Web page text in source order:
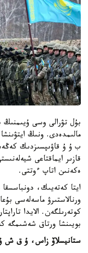
بۇل تۋرالى وسى
مالىمدەدى. ونىڭ
ب ۇ ۇ قاۋىپسىزدىك
قازىر ايماقتاعى
ەكەنىن اتاپ ءوتتى.
ايتا كەتەيىك، دونباسسقا
ورنالاستىرۋ ماسەلەسى
كوتەرىلگەن. الايدا
بويىنشا ورتاق شەشىمگە
ستانيسلاۆ زاس، ۇ ق ش